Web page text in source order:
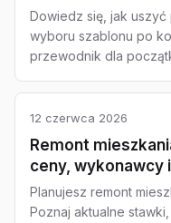
Dowiedz się, jak
wyboru szablonu po
przewodnik dla
12 czerwca 2026
Remont
ceny, wykonawcy
Planujesz remont
Poznaj aktualne